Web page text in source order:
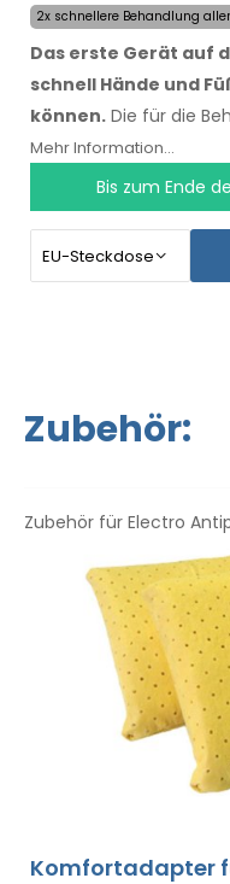
2x schnellere Behandlung
Das erste Gerät auf
schnell Hände und
können. Die für die
benötigte Zeit wurde
Minuten reduziert,
Effekte blieben
Mehr Information...
Bis zum Ende
Zubehör:
Zubehör für Electro
Komfortadapter